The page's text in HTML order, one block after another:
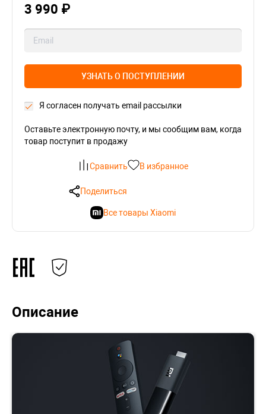
3 990 ₽
УЗНАТЬ О ПОСТУПЛЕНИИ
Я согласен получать email рассылки
Оставьте электронную почту, и мы сообщим вам, когда
товар поступит в продажу
Сравнить В избранное
Поделиться
Все товары Xiaomi
Описание